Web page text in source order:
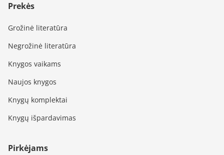
Prekės
Grožinė literatūra
Negrožinė literatūra
Knygos vaikams
Naujos knygos
Knygų komplektai
Knygų išpardavimas
Pirkėjams